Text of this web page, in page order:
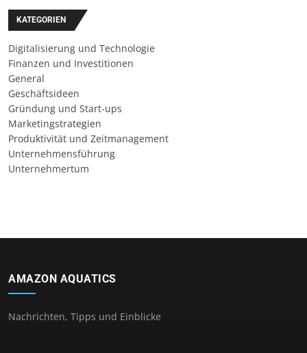
KATEGORIEN
Digitalisierung und Technologie
Finanzen und Investitionen
General
Geschäftsideen
Gründung und Start-ups
Marketingstrategien
Produktivität und Zeitmanagement
Unternehmensführung
Unternehmertum
AMAZON AQUATICS
Nachrichten, Tipps und Einblicke